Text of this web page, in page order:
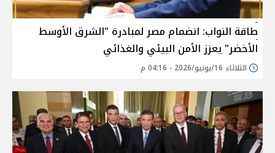
طاقة النواب: انضمام مصر لمبادرة "الشرق الأوسط
الأخضر" يعزز الأمن البيئي والغذائي
الثلاثاء 16/يونيو/2026 - 04:16 م